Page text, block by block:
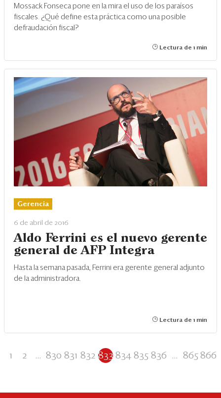
Mossack Fonseca pone en la mira el uso de los paraísos
fiscales. ¿Qué define esta práctica como una posible
defraudación fiscal?
Lectura de 1 min
Gerencia
6 de abril de 2016
Aldo Ferrini es el nuevo gerente
general de AFP Integra
Hasta la semana pasada, Ferrini era gerente general adjunto
de la administradora.
Lectura de 1 min
1 2 ... 830 831 832 833 834 835 836 ... 865 866